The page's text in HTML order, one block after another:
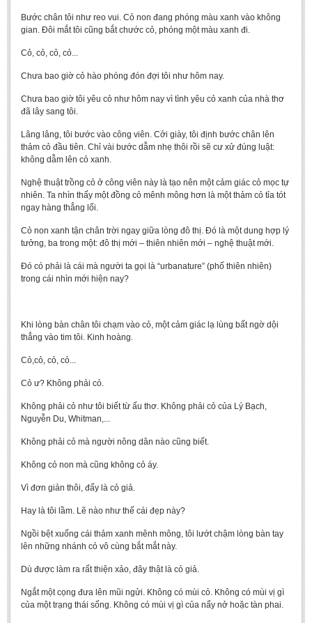
Bước chân tôi như reo vui. Cỏ non đang phóng màu xanh vào không
gian. Đôi mắt tôi cũng bắt chước cỏ, phóng một màu xanh đi.
Cỏ, cỏ, cỏ, cỏ...
Chưa bao giờ cỏ hào phóng đón đợi tôi như hôm nay.
Chưa bao giờ tôi yêu cỏ như hôm nay vì tình yêu cỏ xanh của nhà thơ
đã lây sang tôi.
Lâng lâng, tôi bước vào công viên. Cởi giày, tôi định bước chân lên
thảm cỏ đầu tiên. Chỉ vài bước dẫm nhẹ thôi rồi sẽ cư xử đúng luật:
không dẫm lên cỏ xanh.
Nghệ thuật trồng cỏ ở công viên này là tạo nên một cảm giác cỏ mọc tự
nhiên. Ta nhìn thấy một đồng cỏ mênh mông hơn là một thảm cỏ tỉa tót
ngay hàng thẳng lối.
Cỏ non xanh tận chân trời ngay giữa lòng đô thị. Đó là một dung hợp lý
tưởng, ba trong một: đô thị mới – thiên nhiên mới – nghệ thuật mới.
Đó có phải là cái mà người ta gọi là “urbanature” (phố thiên nhiên)
trong cái nhìn mới hiện nay?
Khi lòng bàn chân tôi chạm vào cỏ, một cảm giác lạ lùng bất ngờ dội
thẳng vào tim tôi. Kinh hoàng.
Cỏ,cỏ, cỏ, cỏ...
Cỏ ư? Không phải cỏ.
Không phải cỏ như tôi biết từ ấu thơ. Không phải cỏ của Lý Bạch,
Nguyễn Du, Whitman,...
Không phải cỏ mà người nông dân nào cũng biết.
Không cỏ non mà cũng không cỏ áy.
Vì đơn giản thôi, đấy là cỏ giả.
Hay là tôi lầm. Lẽ nào như thế cái đẹp này?
Ngồi bệt xuống cái thảm xanh mênh mông, tôi lướt chậm lòng bàn tay
lên những nhánh cỏ vô cùng bắt mắt này.
Dù được làm ra rất thiện xảo, đây thật là cỏ giả.
Ngắt một cọng đưa lên mũi ngửi. Không có mùi cỏ. Không có mùi vị gì
của một trạng thái sống. Không có mùi vị gì của nẩy nở hoặc tàn phai.